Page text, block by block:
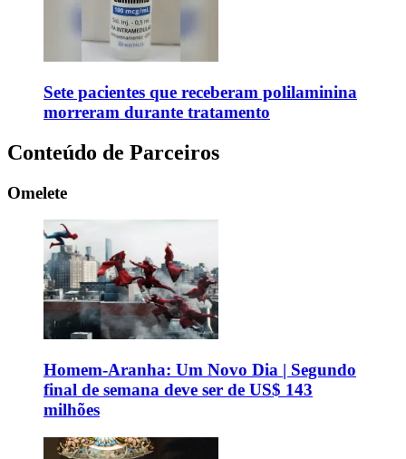
Sete pacientes que receberam polilaminina
morreram durante tratamento
Conteúdo de Parceiros
Omelete
Homem-Aranha: Um Novo Dia | Segundo
final de semana deve ser de US$ 143
milhões